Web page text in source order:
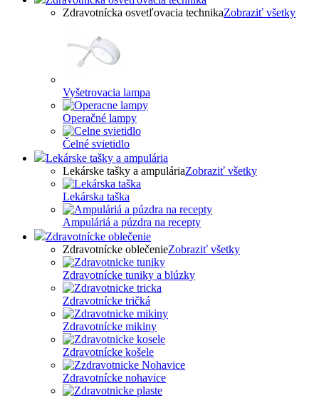
Zdravotnícka osvetľovacia technikaZobraziť všetky
Vyšetrovacia lampa
Operačné lampy
Čelné svietidlo
Lekárske tašky a ampulária
Lekárske tašky a ampuláriaZobraziť všetky
Lekárska taška
Ampuláriá a púzdra na recepty
Zdravotnícke oblečenie
Zdravotnícke oblečenieZobraziť všetky
Zdravotnícke tuniky a blúzky
Zdravotnícke tričká
Zdravotnícke mikiny
Zdravotnícke košele
Zdravotnícke nohavice